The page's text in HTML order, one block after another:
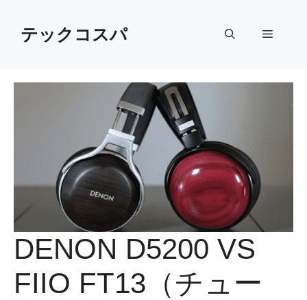
contentテックコスパ Menu
DENON D5200 VS
FIIO FT13（チュー